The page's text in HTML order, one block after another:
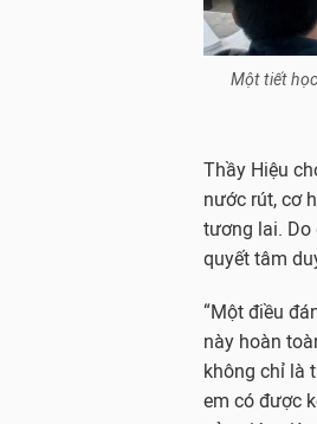
Một tiết
Thầy Hiệu
nước rút, cơ
tương lai. Do
quyết tâm
“Một điều
này hoàn
không chỉ là
em có được